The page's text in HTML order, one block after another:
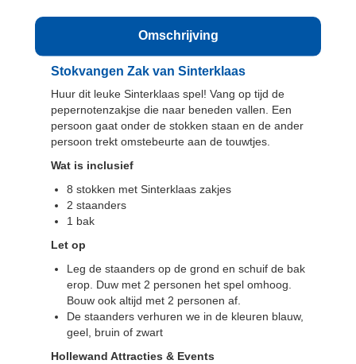
Omschrijving
Stokvangen Zak van Sinterklaas
Huur dit leuke Sinterklaas spel! Vang op tijd de
pepernotenzakjse die naar beneden vallen. Een
persoon gaat onder de stokken staan en de ander
persoon trekt omstebeurte aan de touwtjes.
Wat is inclusief
8 stokken met Sinterklaas zakjes
2 staanders
1 bak
Let op
Leg de staanders op de grond en schuif de bak
erop. Duw met 2 personen het spel omhoog.
Bouw ook altijd met 2 personen af.
De staanders verhuren we in de kleuren blauw,
geel, bruin of zwart
Hollewand Attracties & Events